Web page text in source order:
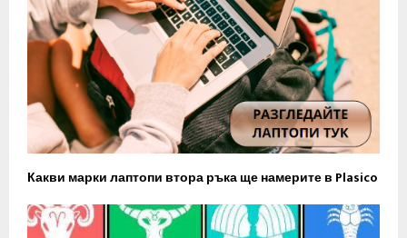
Какви марки лаптопи втора ръка ще намерите в Plasico